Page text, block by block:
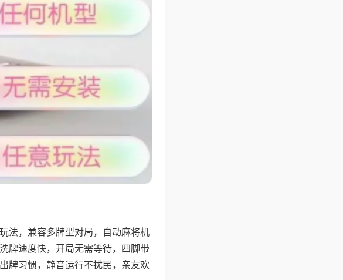
法，兼容多牌型对局，自动麻将机
牌速度快，开局无需等待，四脚带
牌习惯，静音运行不扰民，亲友欢